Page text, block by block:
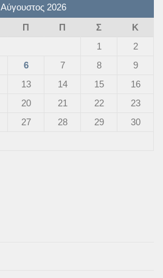
Αύγουστος 2026
Π Π Σ
Κ
1
2
6 7 8
9
13 14 15
16
20 21 22
23
27 28 29
30